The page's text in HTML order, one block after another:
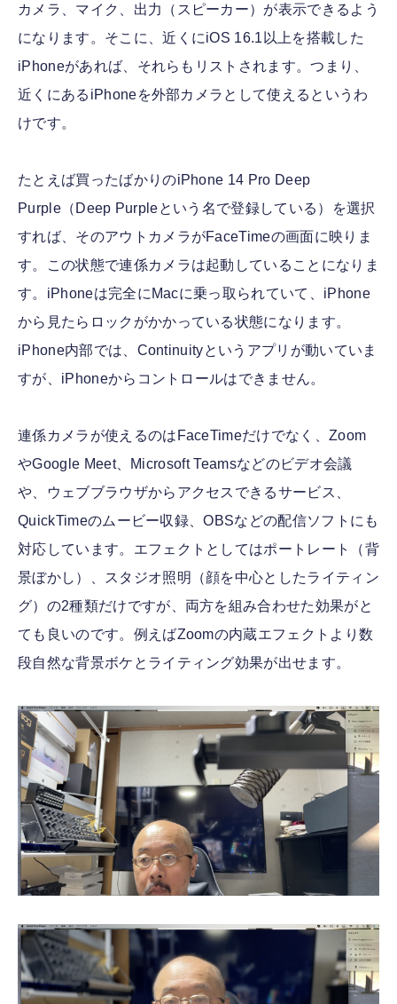
カメラ、マイク、出力（スピーカー）が表示できるよう
になります。そこに、近くにiOS 16.1以上を搭載した
iPhoneがあれば、それらもリストされます。つまり、
近くにあるiPhoneを外部カメラとして使えるというわ
けです。
たとえば買ったばかりのiPhone 14 Pro Deep
Purple（Deep Purpleという名で登録している）を選択
すれば、そのアウトカメラがFaceTimeの画面に映りま
す。この状態で連係カメラは起動していることになりま
す。iPhoneは完全にMacに乗っ取られていて、iPhone
から見たらロックがかかっている状態になります。
iPhone内部では、Continuityというアプリが動いていま
すが、iPhoneからコントロールはできません。
連係カメラが使えるのはFaceTimeだけでなく、Zoom
やGoogle Meet、Microsoft Teamsなどのビデオ会議
や、ウェブブラウザからアクセスできるサービス、
QuickTimeのムービー収録、OBSなどの配信ソフトにも
対応しています。エフェクトとしてはポートレート（背
景ぼかし）、スタジオ照明（顔を中心としたライティン
グ）の2種類だけですが、両方を組み合わせた効果がと
ても良いのです。例えばZoomの内蔵エフェクトより数
段自然な背景ボケとライティング効果が出せます。